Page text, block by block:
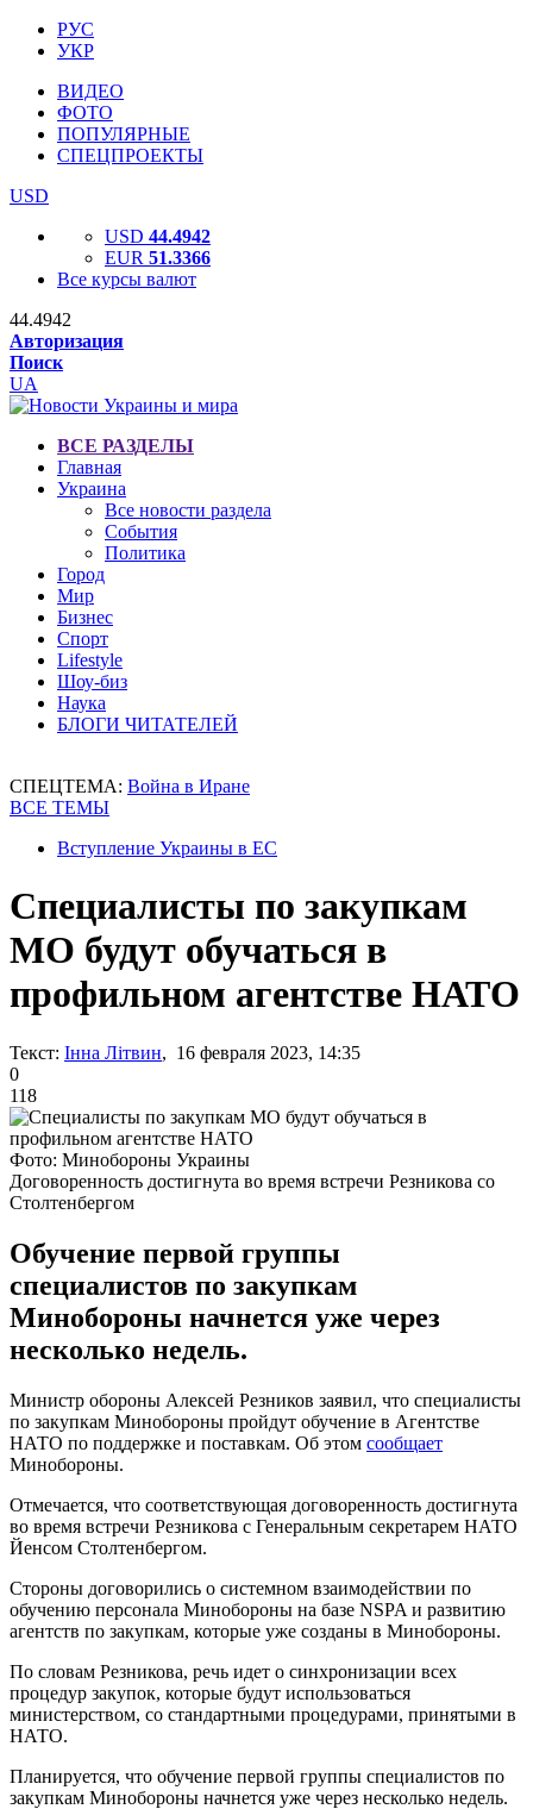
РУС
УКР
ВИДЕО
ФОТО
ПОПУЛЯРНЫЕ
СПЕЦПРОЕКТЫ
USD
USD 44.4942
EUR 51.3366
Все курсы валют
44.4942
Авторизация
Поиск
UA
ВСЕ РАЗДЕЛЫ
Главная
Украина
Все новости раздела
События
Политика
Город
Мир
Бизнес
Спорт
Lifestyle
Шоу-биз
Наука
БЛОГИ ЧИТАТЕЛЕЙ
СПЕЦТЕМА: Война в Иране
ВСЕ ТЕМЫ
Вступление Украины в ЕС
Специалисты по закупкам
МО будут обучаться в
профильном агентстве НАТО
Текст: Інна Літвин, 16 февраля 2023, 14:35
0
118
Фото: Минобороны Украины
Договоренность достигнута во время встречи Резникова со
Столтенбергом
Обучение первой группы
специалистов по закупкам
Минобороны начнется уже через
несколько недель.
Министр обороны Алексей Резников заявил, что специалисты
по закупкам Минобороны пройдут обучение в Агентстве
НАТО по поддержке и поставкам. Об этом сообщает
Минобороны.
Отмечается, что соответствующая договоренность достигнута
во время встречи Резникова с Генеральным секретарем НАТО
Йенсом Столтенбергом.
Стороны договорились о системном взаимодействии по
обучению персонала Минобороны на базе NSPA и развитию
агентств по закупкам, которые уже созданы в Минобороны.
По словам Резникова, речь идет о синхронизации всех
процедур закупок, которые будут использоваться
министерством, со стандартными процедурами, принятыми в
НАТО.
Планируется, что обучение первой группы специалистов по
закупкам Минобороны начнется уже через несколько недель.